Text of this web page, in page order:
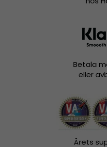
Betala
eller
Årets